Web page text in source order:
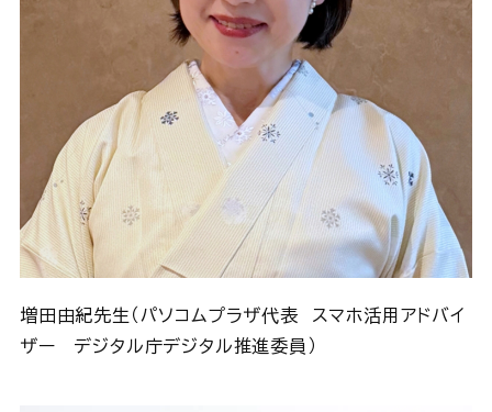
増田由紀先生（パソコムプラザ代表 スマホ活用アドバイ
ザー デジタル庁デジタル推進委員）